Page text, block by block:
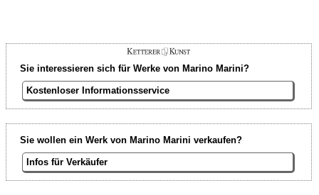
Sie interessieren sich für Werke von Marino Marini?
Kostenloser Informationsservice
Sie wollen ein Werk von Marino Marini verkaufen?
Infos für Verkäufer